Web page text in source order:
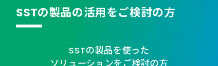
SSTの製品の活用をご検討の方
SSTの製品を使った
ソリューションをご検討の方